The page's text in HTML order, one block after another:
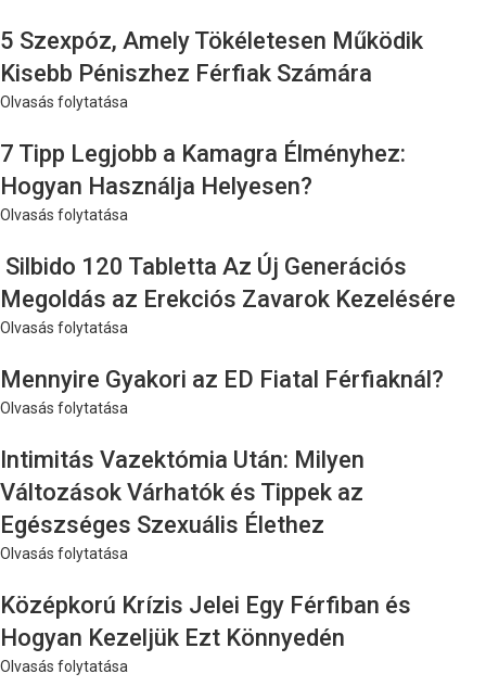
5 Szexpóz, Amely Tökéletesen Működik
Kisebb Péniszhez Férfiak Számára
Olvasás folytatása
7 Tipp Legjobb a Kamagra Élményhez:
Hogyan Használja Helyesen?
Olvasás folytatása
Silbido 120 Tabletta Az Új Generációs
Megoldás az Erekciós Zavarok Kezelésére
Olvasás folytatása
Mennyire Gyakori az ED Fiatal Férfiaknál?
Olvasás folytatása
Intimitás Vazektómia Után: Milyen
Változások Várhatók és Tippek az
Egészséges Szexuális Élethez
Olvasás folytatása
Középkorú Krízis Jelei Egy Férfiban és
Hogyan Kezeljük Ezt Könnyedén
Olvasás folytatása